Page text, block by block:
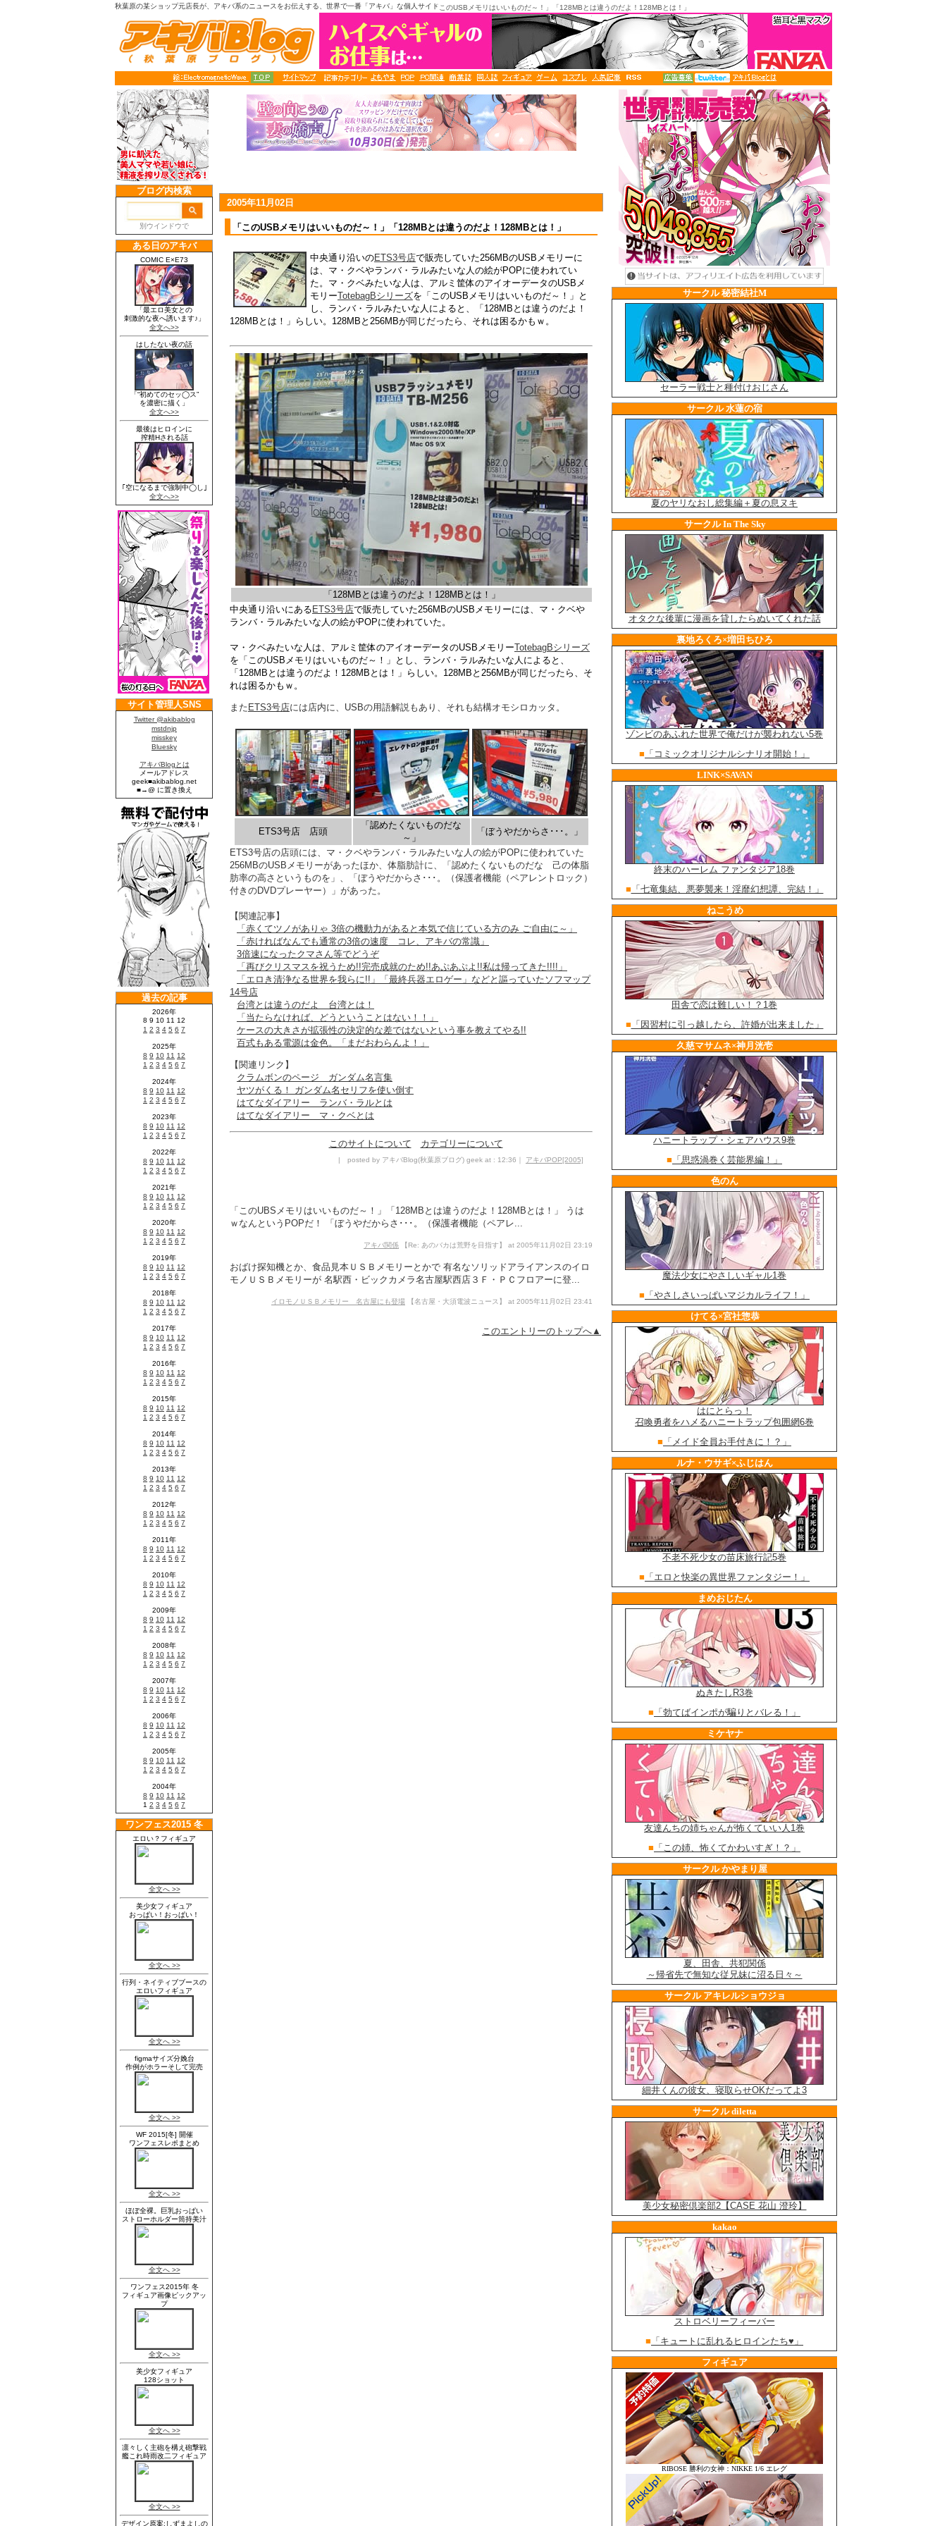
「このUSBメモリはいいものだ～！」「128MBとは違うのだよ！128MBとは！」
秋葉原の某ショップ元店長が、アキバ系のニュースをお伝えする、世界で一番「アキバ」な個人サイト
2005年11月02日
「このUSBメモリはいいものだ～！」「128MBとは違うのだよ！128MBとは！」
中央通り沿いのETS3号店で販売していた256MBのUSBメモリーに
は、マ・クベやランバ・ラルみたいな人の絵がPOPに使われてい
た。マ・クベみたいな人は、アルミ筐体のアイオーデータのUSBメ
モリーTotebagBシリーズを「このUSBメモリはいいものだ～！」と
し、ランバ・ラルみたいな人によると、「128MBとは違うのだよ！
128MBとは！」らしい。128MBと256MBが同じだったら、それは困るかもｗ。
「128MBとは違うのだよ！128MBとは！」
中央通り沿いにある ETS3号店で販売していた256MBのUSBメモリーには、マ・クベや
ランバ・ラルみたいな人の絵がPOPに使われていた。
マ・クベみたいな人は、アルミ筐体のアイオーデータのUSBメモリーTotebagBシリーズ
を「このUSBメモリはいいものだ～！」とし、ランバ・ラルみたいな人によると、
「128MBとは違うのだよ！128MBとは！」らしい。128MBと256MBが同じだったら、そ
れは困るかもｗ。
また ETS3号店には店内に、USBの用語解説もあり、それも結構オモシロカッタ。
ETS3号店 店頭
「認めたくないものだな
～」
「ぼうやだからさ･･･。」
ETS3号店の店頭には、マ・クベやランバ・ラルみたいな人の絵がPOPに使われていた
256MBのUSBメモリーがあったほか、体脂肪計に、「認めたくないものだな 己の体脂
肪率の高さというものを」、「ぼうやだからさ･･･。（保護者機能（ペアレントロック）
付きのDVDプレーヤー）」があった。
【関連記事】
「赤くてツノがありゃ 3倍の機動力があると本気で信じている方のみ ご自由に～」
「赤ければなんでも通常の3倍の速度 コレ、アキバの常識」
3倍速になったクマさん等でどうぞ
「再びクリスマスを祝うため!!完売成就のため!!あぷあぷよ!!私は帰ってきた!!!!」
「エロき清浄なる世界を我らに!!」「最終兵器エロゲー」などと謳っていたソフマップ
14号店
台湾とは違うのだよ 台湾とは！
「当たらなければ、どうということはない！！」
ケースの大きさが拡張性の決定的な差ではないという事を教えてやる!!
百式もある電源は金色。「まだおわらんよ！」
【関連リンク】
クラムボンのページ ガンダム名言集
ヤツがくる！ ガンダム名セリフを使い倒す
はてなダイアリー ランバ・ラルとは
はてなダイアリー マ・クベとは
このサイトについて カテゴリーについて
| posted by アキバBlog(秋葉原ブログ) geek at : 12:36｜ アキバPOP[2005]
「このUBSメモリはいいものだ～！」「128MBとは違うのだよ！128MBとは！」 うは
ｗなんというPOPだ！ 「ぼうやだからさ･･･。（保護者機能（ペアレ...
アキバ関係 【Re: あのバカは荒野を目指す】 at 2005年11月02日 23:19
おばけ探知機とか、食品見本ＵＳＢメモリーとかで 有名なソリッドアライアンスのイロ
モノＵＳＢメモリーが 名駅西・ビックカメラ名古屋駅西店３Ｆ・ＰＣフロアーに登...
イロモノＵＳＢメモリー 名古屋にも登場 【名古屋・大須電波ニュース】 at 2005年11月02日 23:41
このエントリーのトップへ▲